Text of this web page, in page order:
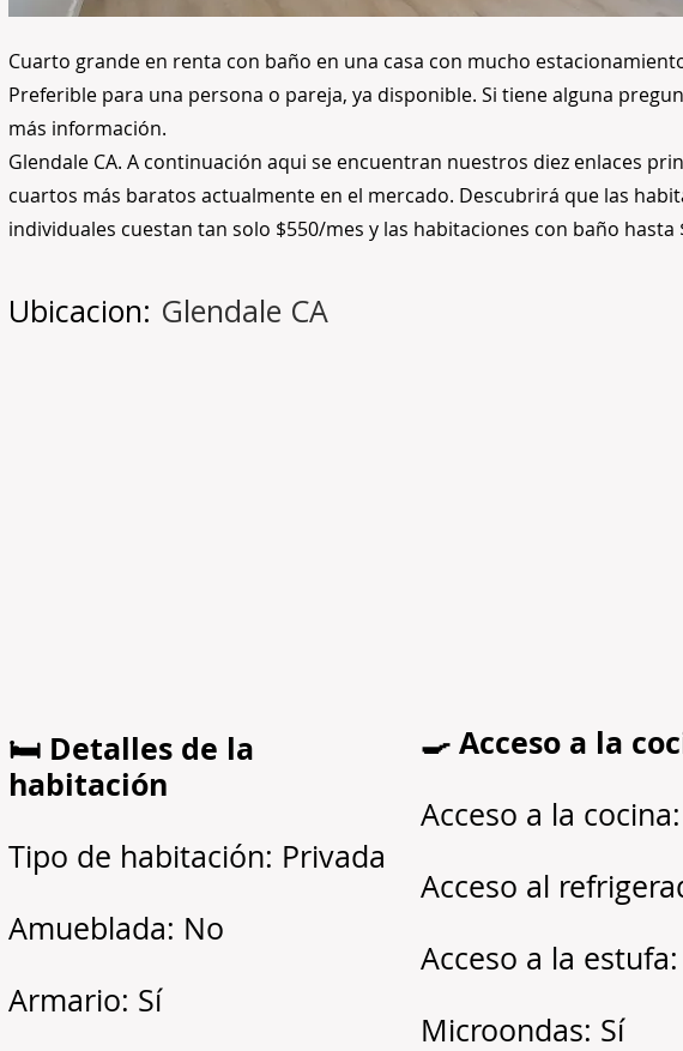
Cuarto grande en renta con baño en una casa con mucho
Preferible para una persona o pareja, ya disponible. Si tiene alguna
más información.
Glendale CA. A continuación aqui se encuentran nuestros diez enlaces
cuartos más baratos actualmente en el mercado. Descubrirá que las
individuales cuestan tan solo $550/mes y las habitaciones con baño hasta
Ubicacion: Glendale CA
🛏️ Detalles de la
habitación
Tipo de habitación: Privada
Amueblada: No
Armario: Sí
🍳 Acceso a la
Acceso a la
Acceso al
Acceso a la estufa:
Microondas: Sí